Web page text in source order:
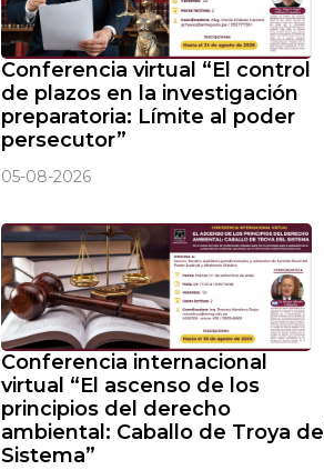
Conferencia virtual “El control
de plazos en la investigación
preparatoria: Límite al poder
persecutor”
05-08-2026
Conferencia internacional
virtual “El ascenso de los
principios del derecho
ambiental: Caballo de Troya del
Sistema”